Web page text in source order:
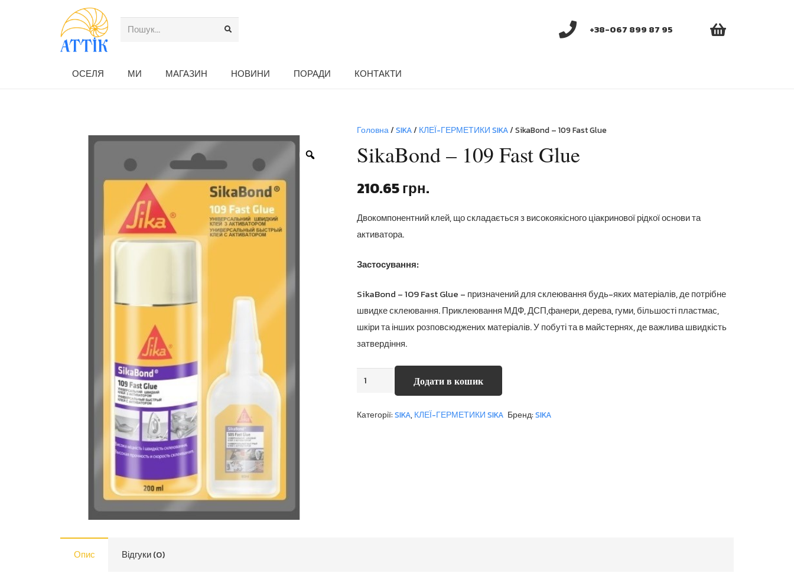
+38-067 899 87 95
ОСЕЛЯ МИ МАГАЗИН НОВИНИ ПОРАДИ КОНТАКТИ
Головна/ SIKA/ КЛЕЇ-ГЕРМЕТИКИ SIKA/ SikaBond – 109 Fast Glue
SikaBond – 109 Fast Glue
210.65грн.
Двокомпонентний клей, що складається з високоякісного ціакринової рідкої основи та
активатора.
Застосування:
SikaBond – 109 Fast Glue – призначений для склеювання будь-яких матеріалів, де потрібне
швидке склеювання. Приклеювання МДФ, ДСП,фанери, дерева, гуми, більшості пластмас,
шкіри та інших розповсюджених матеріалів. У побуті та в майстернях, де важлива швидкість
затвердіння.
SikaBond
109
Додати в кошик
Категорії:SIKA, КЛЕЇ-ГЕРМЕТИКИ SIKA Бренд:SIKA
Опис Відгуки (0)